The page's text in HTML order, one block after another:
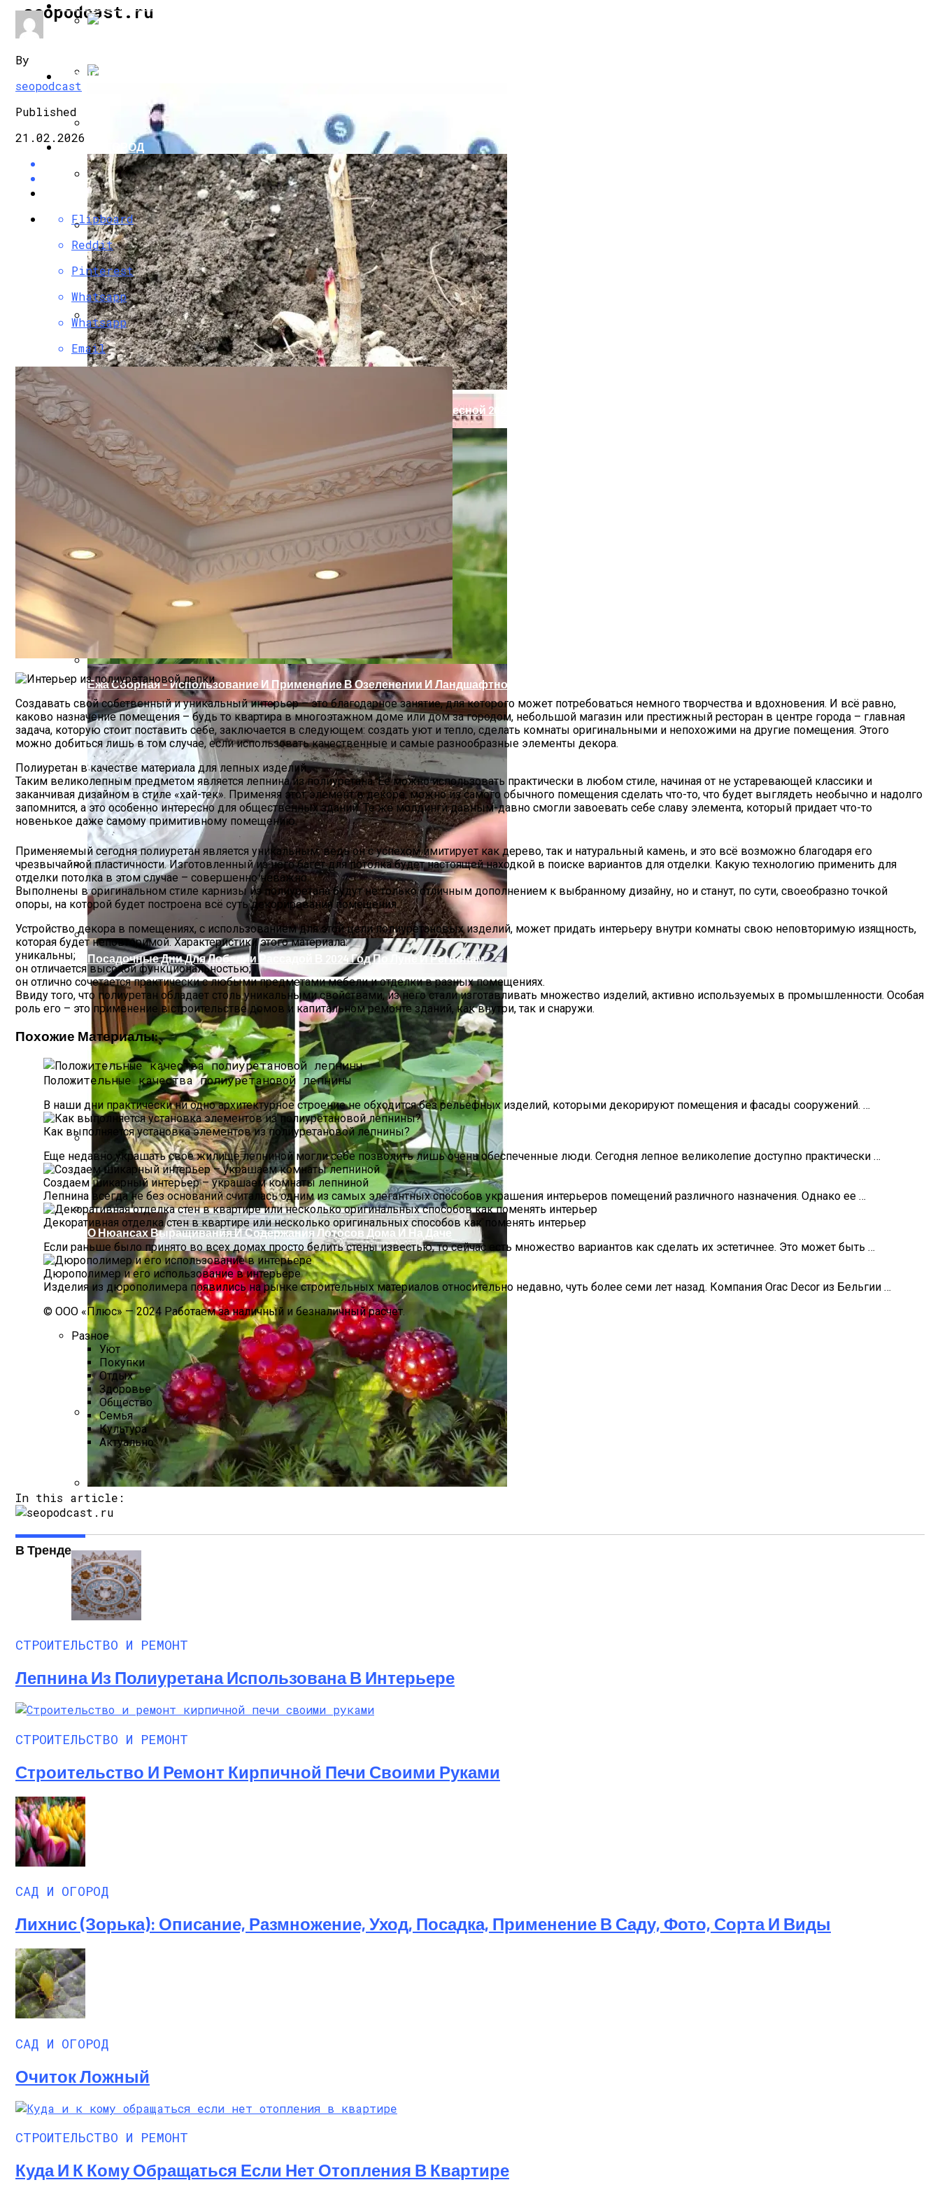
seopodcast.ru
СТРОИТЕЛЬСТВО И РЕМОНТ
Как Выгнать Воздух Из Системы Отопления: Способы
Куда И К Кому Обращаться Если Нет Отопления В Квартире
Как Прочистить Дымоход Своими Руками
БИЗНЕС И ФИНАНСЫ
Основные Способы Взыскания Долгов С Помощью Юридических Услуг
Нарушения В Области Административного Права: Как Бороться И Как Устранить
5 Мифов О Работе Адвоката По Уголовным Делам
Актуальные Изменения В Административном Законодательстве: Что Изменилось
Как Оформить Наследство, Находясь За Границей
САД И ОГОРОД
Благоприятные Дни Для Высадки Георгинов В Открытый Грунт Весной 2024 Года
Ежа Сборная – Использование И Применение В Озеленении И Ландшафтном Дизайне
Посадочные Дни Для Лобелии Рассадой В 2024 Год По Луне И Регионам
О Нюансах Выращивания И Содержания Лотосов Дома И На Даче
Что Такое Княженика, Где Произрастает Ягода, Как Выглядит И Как Вырастить Арктическую Малину На Участке
By
seopodcast
Published
21.02.2026
Flipboard
Reddit
Pinterest
Whatsapp
Whatsapp
Email
Создавать свой собственный и уникальный интерьер – это благодарное занятие, для которого может потребоваться немного творчества и вдохновения. И всё равно,
каково назначение помещения – будь то квартира в многоэтажном доме или дом за городом, небольшой магазин или престижный ресторан в центре города – главная
задача, которую стоит поставить себе, заключается в следующем: создать уют и тепло, сделать комнаты оригинальными и непохожими на другие помещения. Этого
можно добиться лишь в том случае, если использовать качественные и самые разнообразные элементы декора.
Полиуретан в качестве материала для лепных изделий
Таким великолепным предметом является лепнина из полиуретана. Её можно использовать практически в любом стиле, начиная от не устаревающей классики и
заканчивая дизайном в стиле «хай-тек». Применяя этот элемент в декоре, можно из самого обычного помещения сделать что-то, что будет выглядеть необычно и надолго
запомнится, а это особенно интересно для общественных зданий. Те же молдинги давным-давно смогли завоевать себе славу элемента, который придает что-то
новенькое даже самому примитивному помещению.
Применяемый сегодня полиуретан является уникальным, ведь он с успехом имитирует как дерево, так и натуральный камень, и это всё возможно благодаря его
чрезвычайной пластичности. Изготовленный из него багет для потолка будет настоящей находкой в поиске вариантов для отделки. Какую технологию применить для
отделки потолка в этом случае – совершенно неважно.
Выполнены в оригинальном стиле карнизы из полиуретана будут не только отличным дополнением к выбранному дизайну, но и станут, по сути, своеобразно точкой
опоры, на которой будет построена всё суть декорирования помещения.
Устройство декора в помещениях, с использованием для этой цели полиуретановых изделий, может придать интерьеру внутри комнаты свою неповторимую изящность,
которая будет неповторимой. Характеристики этого материала:
уникальны;
он отличается высокой функциональностью;
он отлично сочетается практически с любыми предметами мебели и отделки в разных помещениях.
Ввиду того, что полиуретан обладает столь уникальными свойствами, из него стали изготавливать множество изделий, активно используемых в промышленности. Особая
роль его – это применение в строительстве домов и капитальном ремонте зданий, как внутри, так и снаружи.
Похожие Материалы:
Положительные качества полиуретановой лепнины
В наши дни практически ни одно архитектурное строение не обходится без рельефных изделий, которыми декорируют помещения и фасады сооружений. …
Как выполняется установка элементов из полиуретановой лепнины?
Еще недавно украшать свое жилище лепниной могли себе позволить лишь очень обеспеченные люди. Сегодня лепное великолепие доступно практически …
Создаем шикарный интерьер – украшаем комнаты лепниной
Лепнина всегда не без оснований считалась одним из самых элегантных способов украшения интерьеров помещений различного назначения. Однако ее …
Декоративная отделка стен в квартире или несколько оригинальных способов как поменять интерьер
Если раньше было принято во всех домах просто белить стены известью, то сейчас есть множество вариантов как сделать их эстетичнее. Это может быть …
Дюрополимер и его использование в интерьере
Изделия из дюрополимера появились на рынке строительных материалов относительно недавно, чуть более семи лет назад. Компания Orac Decor из Бельгии …
© ООО «Плюс» — 2024 Работаем за наличный и безналичный расчет.
Разное
Уют
Покупки
Отдых
Здоровье
Общество
Семья
Культура
Актуально
In this article:
В Тренде
СТРОИТЕЛЬСТВО И РЕМОНТ
Лепнина Из Полиуретана Использована В Интерьере
СТРОИТЕЛЬСТВО И РЕМОНТ
Строительство И Ремонт Кирпичной Печи Своими Руками
САД И ОГОРОД
Лихнис (Зорька): Описание, Размножение, Уход, Посадка, Применение В Саду, Фото, Сорта И Виды
САД И ОГОРОД
Очиток Ложный
СТРОИТЕЛЬСТВО И РЕМОНТ
Куда И К Кому Обращаться Если Нет Отопления В Квартире